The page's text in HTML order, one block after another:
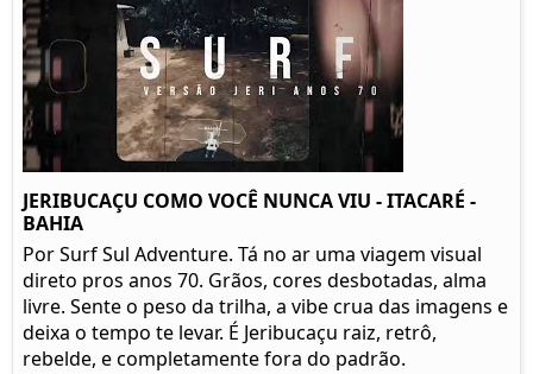
JERIBUCAÇU COMO VOCÊ NUNCA VIU - ITACARÉ -
BAHIA
Por Surf Sul Adventure. Tá no ar uma viagem visual
direto pros anos 70. Grãos, cores desbotadas, alma
livre. Sente o peso da trilha, a vibe crua das imagens e
deixa o tempo te levar. É Jeribucaçu raiz, retrô,
rebelde, e completamente fora do padrão.